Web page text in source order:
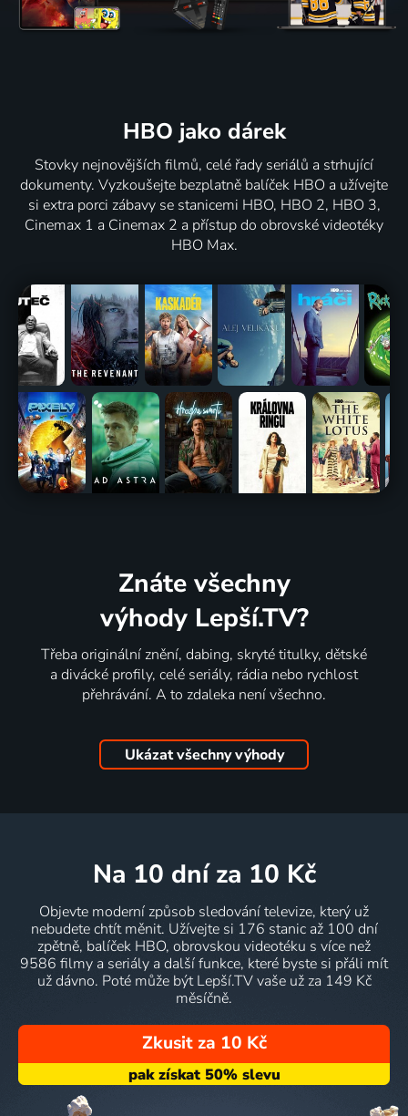
HBO jako dárek
Stovky nejnovějších filmů, celé řady seriálů a strhující
dokumenty. Vyzkoušejte bezplatně balíček HBO a užívejte
si extra porci zábavy se stanicemi HBO, HBO 2, HBO 3,
Cinemax 1 a Cinemax 2 a přístup do obrovské videotéky
HBO Max.
Znáte všechny
výhody Lepší.TV?
Třeba originální znění, dabing, skryté titulky, dětské
a divácké profily, celé seriály, rádia nebo rychlost
přehrávání. A to zdaleka není všechno.
Ukázat všechny výhody
na 10 dní za 10 Kč
Objevte moderní způsob sledování televize, který už
nebudete chtít měnit. Užívejte si 176 stanic až 100 dní
zpětně, balíček HBO, obrovskou videotéku s více než
9586 filmy a seriály a další funkce, které byste si přáli mít
už dávno. Poté může být Lepší.TV vaše už za 149 Kč
měsíčně.
Zkusit za 10 Kč